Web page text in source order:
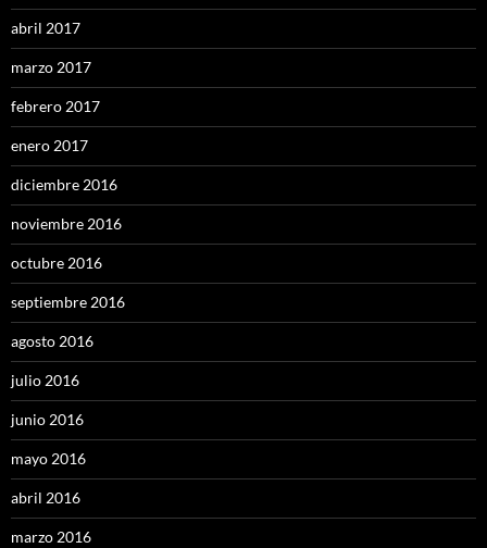
abril 2017
marzo 2017
febrero 2017
enero 2017
diciembre 2016
noviembre 2016
octubre 2016
septiembre 2016
agosto 2016
julio 2016
junio 2016
mayo 2016
abril 2016
marzo 2016